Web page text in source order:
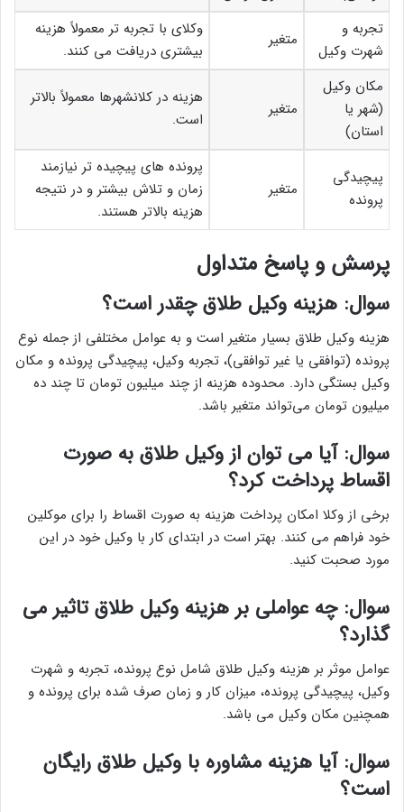
تجربه و
شهرت وکیل
متغیر
وکلای با تجربه تر معمولاً هزینه
بیشتری دریافت می کنند.
مکان وکیل
(شهر یا
استان)
متغیر
هزینه در کلانشهرها معمولاً بالاتر
است.
پیچیدگی
پرونده
متغیر
پرونده های پیچیده تر نیازمند
زمان و تلاش بیشتر و در نتیجه
هزینه بالاتر هستند.
پرسش و پاسخ متداول
سوال: هزینه وکیل طلاق چقدر است؟
هزینه وکیل طلاق بسیار متغیر است و به عوامل مختلفی از جمله نوع
پرونده (توافقی یا غیر توافقی)، تجربه وکیل، پیچیدگی پرونده و مکان
وکیل بستگی دارد. محدوده هزینه از چند میلیون تومان تا چند ده
میلیون تومان می‌تواند متغیر باشد.
سوال: آیا می توان از وکیل طلاق به صورت
اقساط پرداخت کرد؟
برخی از وکلا امکان پرداخت هزینه به صورت اقساط را برای موکلین
خود فراهم می کنند. بهتر است در ابتدای کار با وکیل خود در این
مورد صحبت کنید.
سوال: چه عواملی بر هزینه وکیل طلاق تاثیر می
گذارد؟
عوامل موثر بر هزینه وکیل طلاق شامل نوع پرونده، تجربه و شهرت
وکیل، پیچیدگی پرونده، میزان کار و زمان صرف شده برای پرونده و
همچنین مکان وکیل می باشد.
سوال: آیا هزینه مشاوره با وکیل طلاق رایگان
است؟